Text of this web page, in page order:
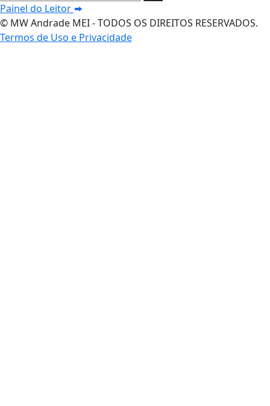
Painel do Leitor
© MW Andrade MEI - TODOS OS DIREITOS RESERVADOS.
Termos de Uso e Privacidade